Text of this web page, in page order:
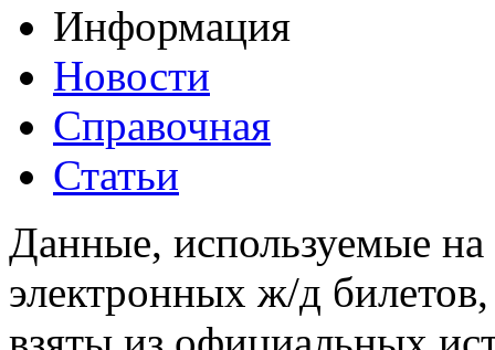
Информация
Новости
Справочная
Статьи
Данные, используемые на
электронных ж/д